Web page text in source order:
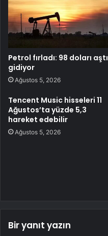
Petrol fırladı: 98 doları aştı
gidiyor
Ağustos 5, 2026
Tencent Music hisseleri 11
Ağustos’ta yüzde 5,3
hareket edebilir
Ağustos 5, 2026
Bir yanıt yazın